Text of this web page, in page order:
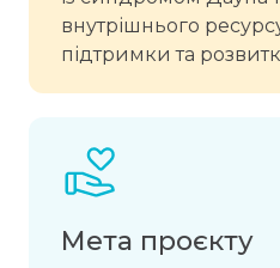
внутрішнього
підтримки та
Мета проєкту